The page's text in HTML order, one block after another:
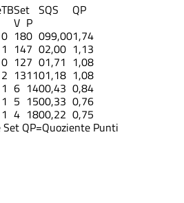
TBSet SQS QP
V P
0 180 099,001,74
1 147 02,00 1,13
0 127 01,71 1,08
2 131101,18 1,08
1 6 1400,43 0,84
1 5 1500,33 0,76
1 4 1800,22 0,75
Set QP=Quoziente Punti